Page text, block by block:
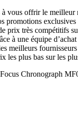
à vous offrir le
promotions exclusives
prix très compétitifs
à une équipe
meilleurs
les plus bas sur les
Chronograph